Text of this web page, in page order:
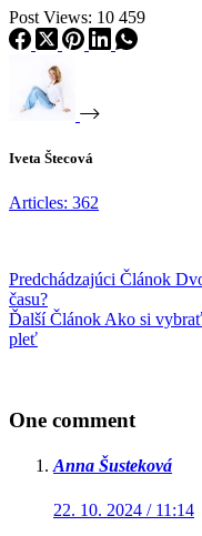
Post Views: 10 459
Iveta Štecová
Articles: 362
Predchádzajúci Článok
času?
ĎalšíČlánok Ako si
pleť
One comment
Anna Šusteková
22. 10. 2024 / 11:14